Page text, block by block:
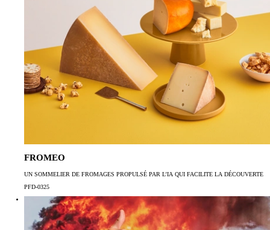
FROMEO
UN SOMMELIER DE FROMAGES PROPULSÉ PAR L’IA QUI FACILITE LA DÉCOUVERTE
PFD-0325